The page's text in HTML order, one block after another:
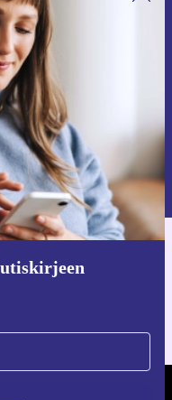
uutiskirjeen
€!
tarjousta.
.